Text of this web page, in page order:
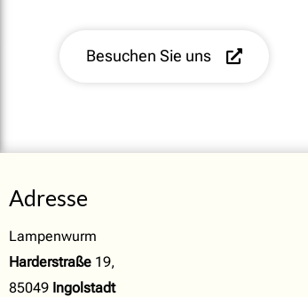
Besuchen Sie uns
Adresse
Lampenwurm
Harderstraße 19,
85049 Ingolstadt